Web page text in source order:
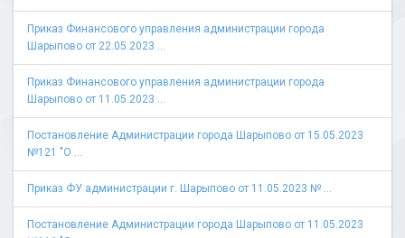
Приказ Финансового управления администрации города
Шарыпово от 22.05.2023 ...
Приказ Финансового управления администрации города
Шарыпово от 11.05.2023 ...
Постановление Администрации города Шарыпово от 15.05.2023
№121 "О ...
Приказ ФУ администрации г. Шарыпово от 11.05.2023 № ...
Постановление Администрации города Шарыпово от 11.05.2023